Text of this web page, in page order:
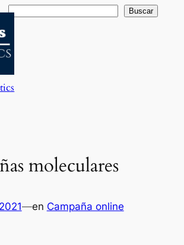
Buscar Buscar
moleculares
—en Campaña online